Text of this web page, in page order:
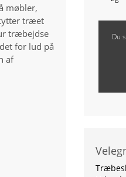
møbler,
træet
træbejdse
for lud på
af
Du